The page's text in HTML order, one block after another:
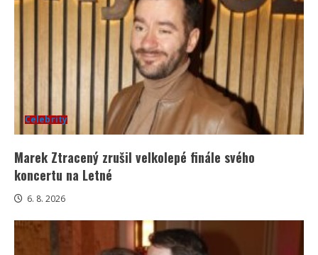
Celebrity
Marek Ztracený zrušil velkolepé finále svého
koncertu na Letné
6. 8. 2026